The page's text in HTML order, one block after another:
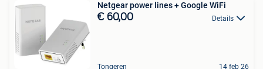
Netgear power lines + Google WiFi
€ 60,00 Details
Tongeren 14 feb 26